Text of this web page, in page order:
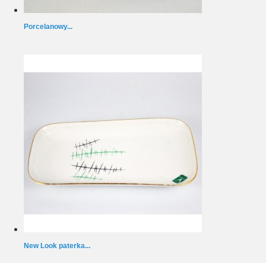
Porcelanowy...
New Look paterka...